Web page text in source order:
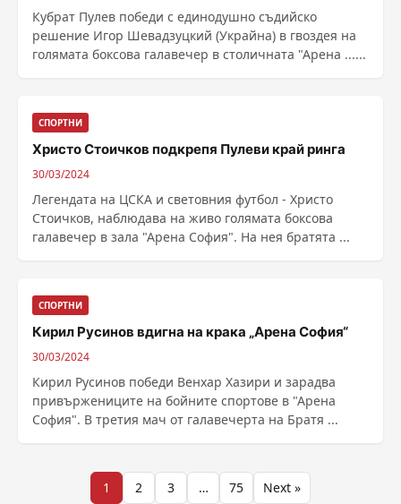
Кубрат Пулев победи с единодушно съдийско
решение Игор Шевадзуцкий (Украйна) в гвоздея на
голямата боксова галавечер в столичната "Арена ......
СПОРТНИ
Христо Стоичков подкрепя Пулеви край ринга
30/03/2024
Легендата на ЦСКА и световния футбол - Христо
Стоичков, наблюдава на живо голямата боксова
галавечер в зала "Арена София". На нея братята ...
СПОРТНИ
Кирил Русинов вдигна на крака „Арена София“
30/03/2024
Кирил Русинов победи Венхар Хазири и зарадва
привържениците на бойните спортове в "Арена
София". В третия мач от галавечерта на Братя ...
Разделяне
1 2 3 … 75 Next »